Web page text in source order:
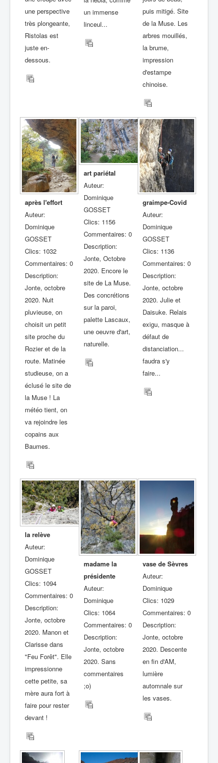
une perspective
très plongeante,
Ristolas est
juste en-
dessous.
un immense
linceul...
puis mitigé. Site
de la Muse. Les
arbres mouillés,
la brume,
impression
d'estampe
chinoise.
après l'effort
Auteur:
Dominique
GOSSET
Clics: 1032
Commentaires: 0
Description:
Jonte, octobre
2020. Nuit
pluvieuse, on
choisit un petit
site proche du
Rozier et de la
route. Matinée
studieuse, on a
éclusé le site de
la Muse ! La
météo tient, on
va rejoindre les
copains aux
Baumes.
art pariétal
Auteur:
Dominique
GOSSET
Clics: 1156
Commentaires: 0
Description:
Jonte, Octobre
2020. Encore le
site de La Muse.
Des concrétions
sur la paroi,
palette Lascaux,
une oeuvre d'art,
naturelle.
graimpe-Covid
Auteur:
Dominique
GOSSET
Clics: 1136
Commentaires: 0
Description:
Jonte, octobre
2020. Julie et
Daisuke. Relais
exigu, masque à
défaut de
distanciation...
faudra s'y
faire...
la relève
Auteur:
Dominique
GOSSET
Clics: 1094
Commentaires: 0
Description:
Jonte, octobre
2020. Manon et
Clarisse dans
"Feu Forêt". Elle
impressionne
cette petite, sa
mère aura fort à
faire pour rester
devant !
madame la
présidente
Auteur:
Dominique
Clics: 1064
Commentaires: 0
Description:
Jonte, octobre
2020. Sans
commentaires
;o)
vase de Sèvres
Auteur:
Dominique
Clics: 1029
Commentaires: 0
Description:
Jonte, octobre
2020. Descente
en fin d'AM,
lumière
automnale sur
les vases.